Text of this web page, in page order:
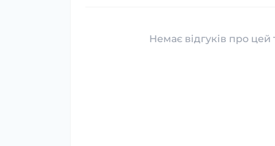
Немає відгуків про цей